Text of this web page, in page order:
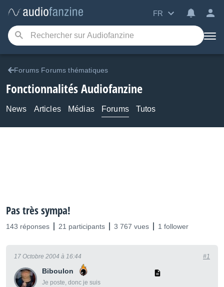
FR
Forums Forums thématiques
Fonctionnalités Audiofanzine
News Articles Médias Forums Tutos
Pas très sympa!
143 réponses 21 participants 3 767 vues 1 follower
Biboulon
Je poste, donc je suis
17 Octobre 2004 à 16:44 #1